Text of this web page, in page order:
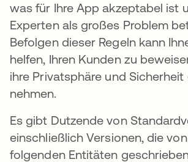
was für Ihre App akzeptabel ist
Experten als großes Problem
Befolgen dieser Regeln kann
helfen, Ihren Kunden zu
ihre Privatsphäre und Sicherheit
nehmen.
Es gibt Dutzende von
einschließlich Versionen, die
folgenden Entitäten